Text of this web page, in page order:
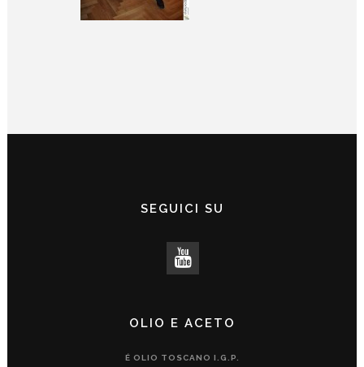
SEGUICI SU
OLIO E ACETO
É OLIO TOSCANO I.G.P.